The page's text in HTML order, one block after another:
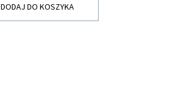
DODAJ DO KOSZYKA